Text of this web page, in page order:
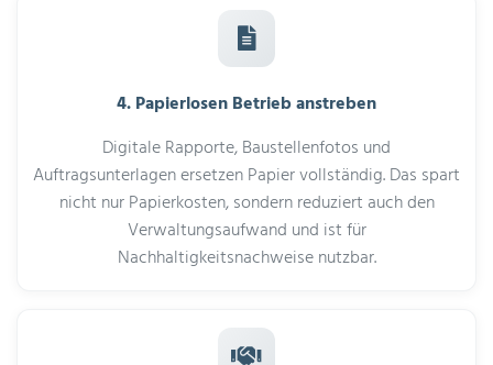
4. Papierlosen Betrieb anstreben
Digitale Rapporte, Baustellenfotos und
Auftragsunterlagen ersetzen Papier vollständig. Das spart
nicht nur Papierkosten, sondern reduziert auch den
Verwaltungsaufwand und ist für
Nachhaltigkeitsnachweise nutzbar.